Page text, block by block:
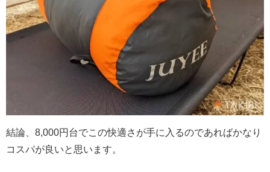
結論、8,000円台でこの快適さが手に入るのであればかなり
コスパが良いと思います。